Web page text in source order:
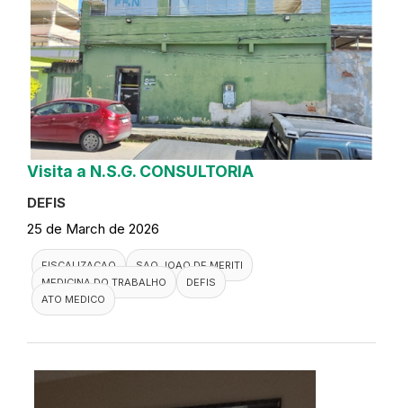
Visita a N.S.G. CONSULTORIA
DEFIS
25 de March de 2026
FISCALIZACAO
SAO JOAO DE MERITI
MEDICINA DO TRABALHO
DEFIS
ATO MEDICO